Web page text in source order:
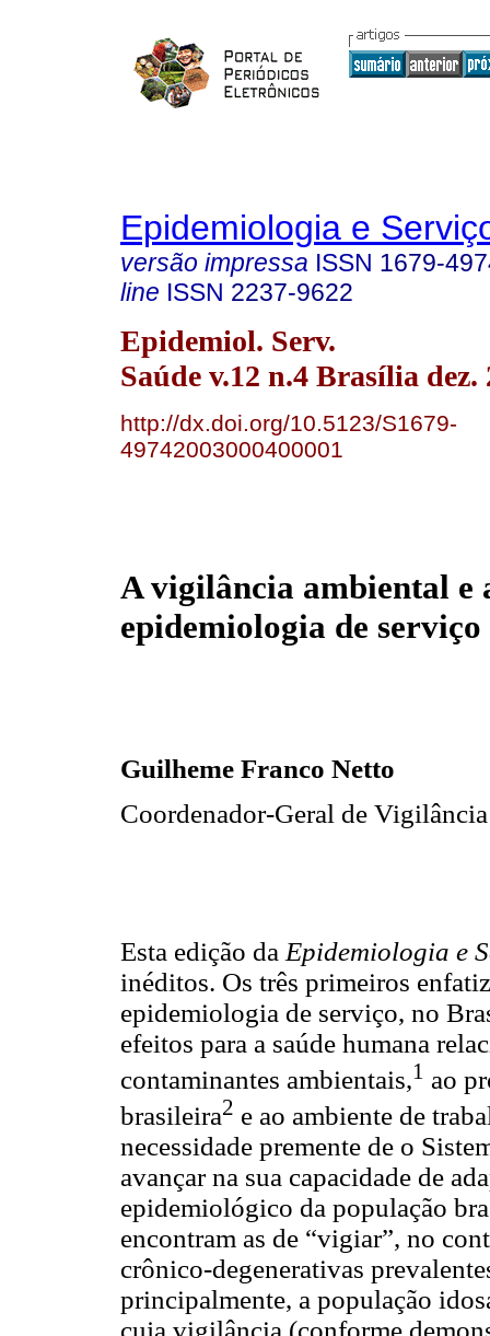
Epidemiologia e
versão impressa ISSN 1679-
line ISSN 2237-9622
Epidemiol. Serv.
Saúde v.12 n.4 Brasília dez.
http://dx.doi.org/10.5123/S1679-
49742003000400001
A vigilância ambiental e
epidemiologia de serviço
Guilheme Franco Netto
Coordenador-Geral de
Esta edição da Epidemiologia e
inéditos. Os três primeiros
epidemiologia de serviço, no
efeitos para a saúde humana
contaminantes ambientais,1 ao
brasileira2 e ao ambiente de
necessidade premente de o
avançar na sua capacidade de
epidemiológico da população
encontram as de “vigiar”, no
crônico-degenerativas
principalmente, a população